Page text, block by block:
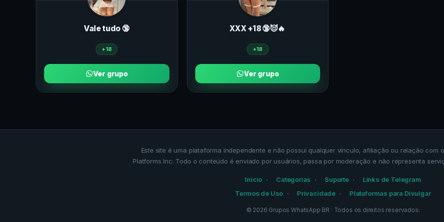
Vale tudo 🔞
+18
Ver grupo
ХXХ +18 🔞😈🔥
+18
Ver grupo
Este site é uma plataforma independente e não possui qualquer vínculo, afiliação ou relação com
Platforms Inc. Todo o conteúdo é enviado por usuários, passa por moderação e não representa
Início Categorias Suporte
Links de Telegram
Termos de Uso
Privacidade Plataformas para Divulgar
© 2026 Grupos WhatsApp BR · Todos os direitos reservados.